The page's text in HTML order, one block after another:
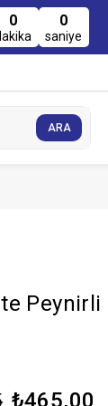
0 0
saniye
₺465,00